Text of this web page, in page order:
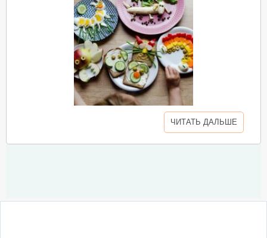
ЧИТАТЬ ДАЛЬШЕ